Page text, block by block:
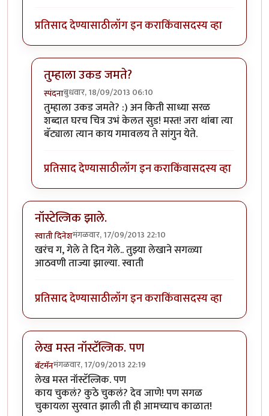
प्रतिसाद देण्यासाठीलॉग इन कराकिंवासदस्य व्हा
तुम्हाला उकड जमते?
स्पंदनाबुधवार, 18/09/2013 06:10
In reply toएकदम नॉस्टॅल्जिक करणारा लेख!!
तुम्हाला उकड जमते? :) अन किती साध्या सरळ
शब्दात घरच चित्र उभं केलत सुड! मस्त! जरा थांबा त्या
बॅट्याला त्यान काय गमावलय ते सांगुन येते.
प्रतिसाद देण्यासाठीलॉग इन कराकिंवासदस्य व्हा
नॉस्टेल्जिक झाले.
स्वाती दिनेशमंगळवार, 17/09/2013 22:10
खरंच ग, गेले ते दिन गेले.. तुझ्या लेखाने सगळ्या
आठवणी ताज्या झाल्या. स्वाती
प्रतिसाद देण्यासाठीलॉग इन कराकिंवासदस्य व्हा
लेख मस्त नॉस्टॅल्जिक. पण
बॅटमॅनमंगळवार, 17/09/2013 22:19
लेख मस्त नॉस्टॅल्जिक. पण
काय चुकलं? कुठे चुकलं? देव जाणे! पण सगळ
चुकायला सुरवात झाली ती ही आमच्याच काळात!